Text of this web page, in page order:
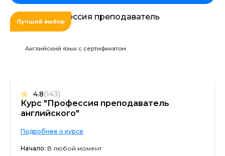
Лучший выбор
Английский язык с сертификатом
Курс "Профессия преподаватель
английского"
4.8(143)
Подробнее о курсе
Начало: В любой момент